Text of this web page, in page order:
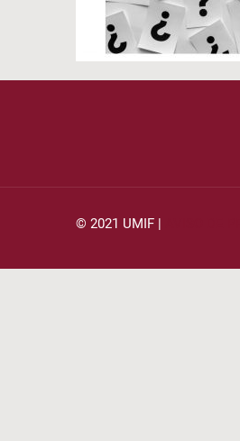
© 2021 UMIF |